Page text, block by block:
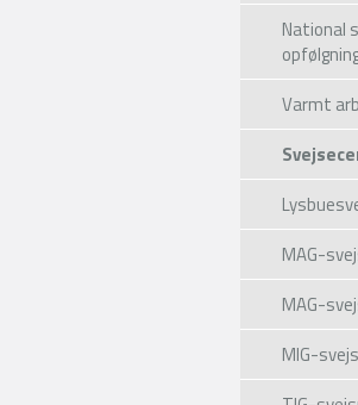
National
Varmt
MAG-
MAG-
MIG-